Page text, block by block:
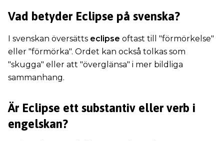
Vad betyder Eclipse på svenska?
I svenskan översätts eclipse oftast till "förmörkelse"
eller "förmörka". Ordet kan också tolkas som
"skugga" eller att "överglänsa" i mer bildliga
sammanhang.
Är Eclipse ett substantiv eller verb i
engelskan?